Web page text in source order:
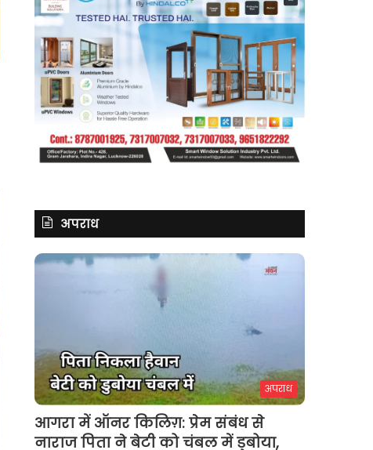
अपराध
अपराध
आगरा में ऑनर किलिग़: प्रेम संबंध से
नाराज पिता ने बेटी को चंबल में डुबोया,